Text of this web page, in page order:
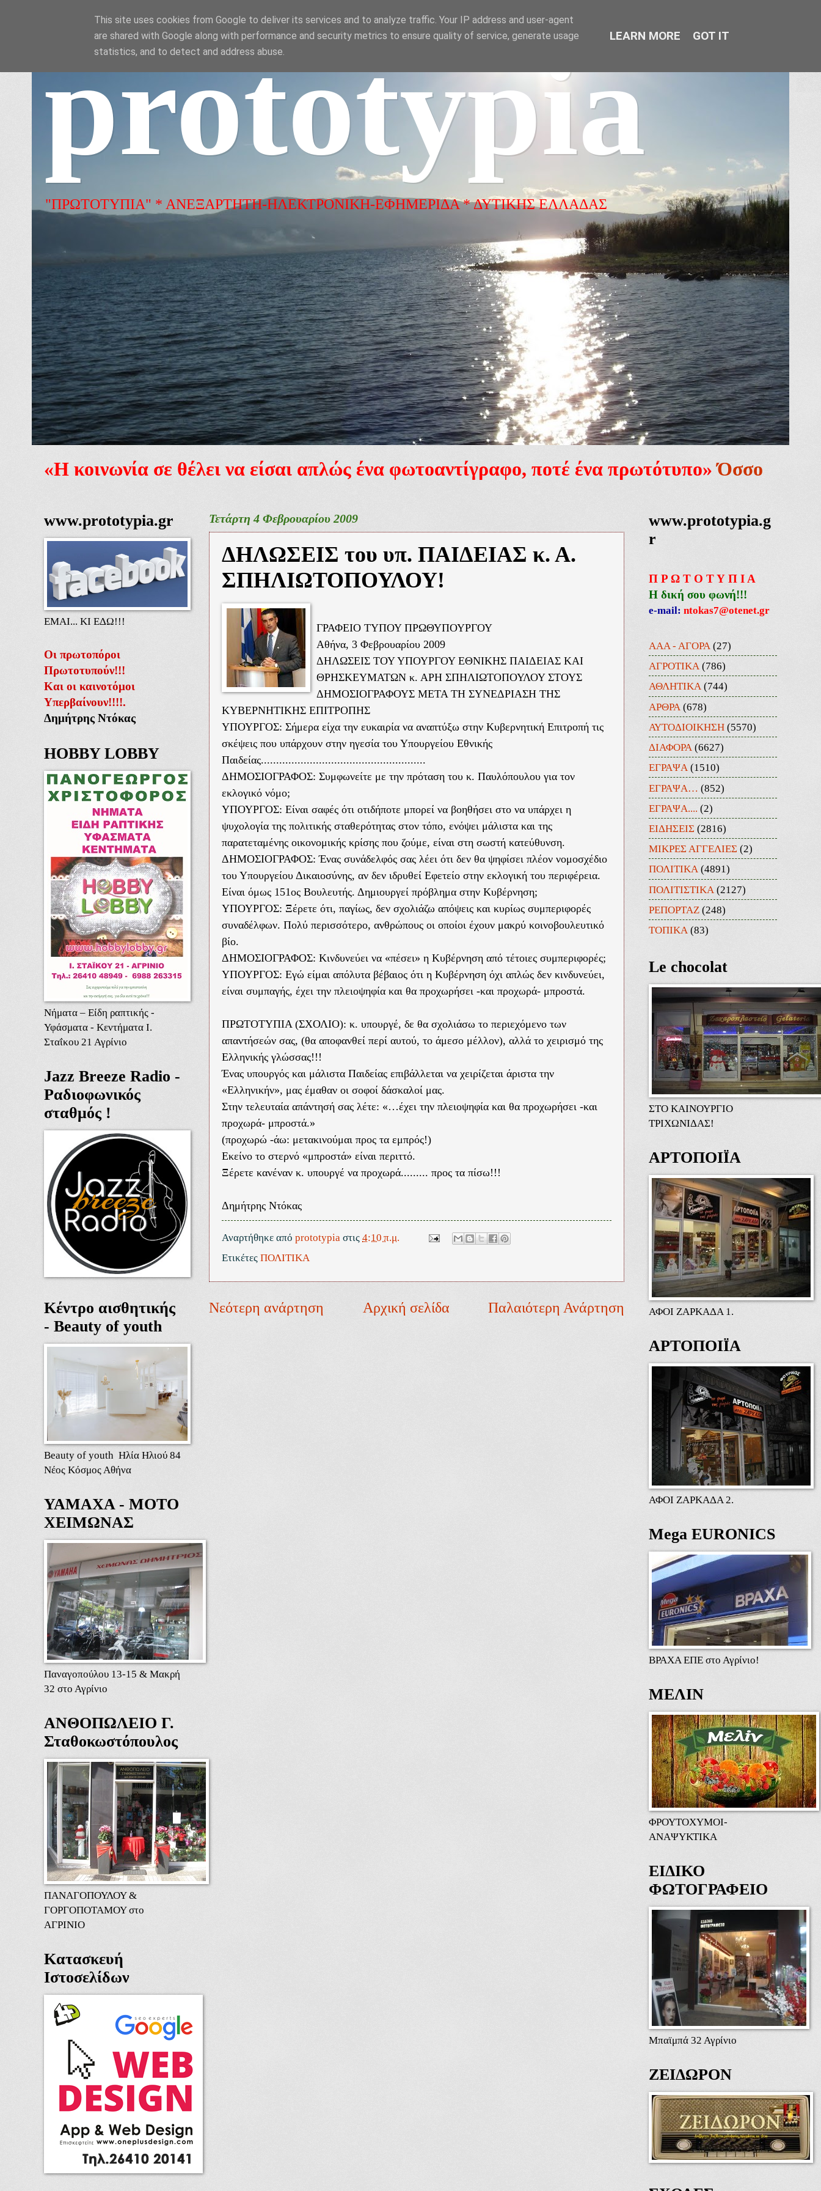
prototypia
"ΠΡΩΤΟΤΥΠΙΑ" * ΑΝΕΞΑΡΤΗΤΗ-ΗΛΕΚΤΡΟΝΙΚΗ-ΕΦΗΜΕΡΙΔΑ * ΔΥΤΙΚΗΣ ΕΛΛΑΔΑΣ
«Η κοινωνία σε θέλει να είσαι απλώς ένα φωτοαντίγραφο, ποτέ ένα πρωτότυπο» Όσσο
Τετάρτη 4 Φεβρουαρίου 2009
ΔΗΛΩΣΕΙΣ του υπ. ΠΑΙΔΕΙΑΣ κ. Α.
ΣΠΗΛΙΩΤΟΠΟΥΛΟΥ!
ΓΡΑΦΕΙΟ ΤΥΠΟΥ ΠΡΩΘΥΠΟΥΡΓΟΥ
Αθήνα, 3 Φεβρουαρίου 2009
ΔΗΛΩΣΕΙΣ ΤΟΥ ΥΠΟΥΡΓΟΥ ΕΘΝΙΚΗΣ ΠΑΙΔΕΙΑΣ ΚΑΙ
ΘΡΗΣΚΕΥΜΑΤΩΝ κ. ΑΡΗ ΣΠΗΛΙΩΤΟΠΟΥΛΟΥ ΣΤΟΥΣ
ΔΗΜΟΣΙΟΓΡΑΦΟΥΣ ΜΕΤΑ ΤΗ ΣΥΝΕΔΡΙΑΣΗ ΤΗΣ
ΚΥΒΕΡΝΗΤΙΚΗΣ ΕΠΙΤΡΟΠΗΣ
ΥΠΟΥΡΓΟΣ: Σήμερα είχα την ευκαιρία να αναπτύξω στην Κυβερνητική Επιτροπή τις
σκέψεις που υπάρχουν στην ηγεσία του Υπουργείου Εθνικής
Παιδείας......................................................
ΔΗΜΟΣΙΟΓΡΑΦΟΣ: Συμφωνείτε με την πρόταση του κ. Παυλόπουλου για τον
εκλογικό νόμο;
ΥΠΟΥΡΓΟΣ: Είναι σαφές ότι οτιδήποτε μπορεί να βοηθήσει στο να υπάρχει η
ψυχολογία της πολιτικής σταθερότητας στον τόπο, ενόψει μάλιστα και της
παρατεταμένης οικονομικής κρίσης που ζούμε, είναι στη σωστή κατεύθυνση.
ΔΗΜΟΣΙΟΓΡΑΦΟΣ: Ένας συνάδελφός σας λέει ότι δεν θα ψηφίσει πλέον νομοσχέδιο
του Υπουργείου Δικαιοσύνης, αν δεν ιδρυθεί Εφετείο στην εκλογική του περιφέρεια.
Είναι όμως 151ος Βουλευτής. Δημιουργεί πρόβλημα στην Κυβέρνηση;
ΥΠΟΥΡΓΟΣ: Ξέρετε ότι, παγίως, δεν σχολιάζω απόψεις και κυρίως συμπεριφορές
συναδέλφων. Πολύ περισσότερο, ανθρώπους οι οποίοι έχουν μακρύ κοινοβουλευτικό
βίο.
ΔΗΜΟΣΙΟΓΡΑΦΟΣ: Κινδυνεύει να «πέσει» η Κυβέρνηση από τέτοιες συμπεριφορές;
ΥΠΟΥΡΓΟΣ: Εγώ είμαι απόλυτα βέβαιος ότι η Κυβέρνηση όχι απλώς δεν κινδυνεύει,
είναι συμπαγής, έχει την πλειοψηφία και θα προχωρήσει -και προχωρά- μπροστά.
ΠΡΩΤΟΤΥΠΙΑ (ΣΧΟΛΙΟ): κ. υπουργέ, δε θα σχολιάσω το περιεχόμενο των
απαντήσεών σας, (θα αποφανθεί περί αυτού, το άμεσο μέλλον), αλλά το χειρισμό της
Ελληνικής γλώσσας!!!
Ένας υπουργός και μάλιστα Παιδείας επιβάλλεται να χειρίζεται άριστα την
«Ελληνικήν», μας έμαθαν οι σοφοί δάσκαλοί μας.
Στην τελευταία απάντησή σας λέτε: «…έχει την πλειοψηφία και θα προχωρήσει -και
προχωρά- μπροστά.»
(προχωρώ -άω: μετακινούμαι προς τα εμπρός!)
Εκείνο το στερνό «μπροστά» είναι περιττό.
Ξέρετε κανέναν κ. υπουργέ να προχωρά......... προς τα πίσω!!!
Δημήτρης Ντόκας
Αναρτήθηκε από prototypia στις 4:10 π.μ.
Ετικέτες ΠΟΛΙΤΙΚΑ
Νεότερη ανάρτηση Παλαιότερη Ανάρτηση
Αρχική σελίδα
www.prototypia.gr
ΕΜΑΙ... ΚΙ ΕΔΩ!!!
Οι πρωτοπόροι
Πρωτοτυπούν!!!
Και οι καινοτόμοι
Υπερβαίνουν!!!!.
Δημήτρης Ντόκας
HOBBY LOBBY
Νήματα – Είδη ραπτικής -
Υφάσματα - Κεντήματα Ι.
Σταΐκου 21 Αγρίνιο
Jazz Breeze Radio -
Ραδιοφωνικός
σταθμός !
Κέντρο αισθητικής
- Beauty of youth
Beauty of youth Ηλία Ηλιού 84
Νέος Κόσμος Αθήνα
ΥΑΜΑΧΑ - ΜΟΤΟ
ΧΕΙΜΩΝΑΣ
Παναγοπούλου 13-15 & Μακρή
32 στο Αγρίνιο
ΑΝΘΟΠΩΛΕΙΟ Γ.
Σταθοκωστόπουλος
ΠΑΝΑΓΟΠΟΥΛΟΥ &
ΓΟΡΓΟΠΟΤΑΜΟΥ στο
ΑΓΡΙΝΙΟ
Κατασκευή
Ιστοσελίδων
www.prototypia.g
r
Π Ρ Ω Τ Ο Τ Υ Π Ι Α
Η δική σου φωνή!!!
e-mail: ntokas7@otenet.gr
ΑΑΑ - ΑΓΟΡΑ (27)
ΑΓΡΟΤΙΚΑ (786)
ΑΘΛΗΤΙΚΑ (744)
ΑΡΘΡΑ (678)
ΑΥΤΟΔΙΟΙΚΗΣΗ (5570)
ΔΙΑΦΟΡΑ (6627)
ΕΓΡΑΨΑ (1510)
ΕΓΡΑΨΑ… (852)
ΕΓΡΑΨΑ.... (2)
ΕΙΔΗΣΕΙΣ (2816)
ΜΙΚΡΕΣ ΑΓΓΕΛΙΕΣ (2)
ΠΟΛΙΤΙΚΑ (4891)
ΠΟΛΙΤΙΣΤΙΚΑ (2127)
ΡΕΠΟΡΤΑΖ (248)
ΤΟΠΙΚΑ (83)
Le chocolat
ΣΤΟ ΚΑΙΝΟΥΡΓΙΟ
ΤΡΙΧΩΝΙΔΑΣ!
ΑΡΤΟΠΟΙΪΑ
ΑΦΟΙ ΖΑΡΚΑΔΑ 1.
ΑΡΤΟΠΟΙΪΑ
ΑΦΟΙ ΖΑΡΚΑΔΑ 2.
Mega EURONICS
ΒΡΑΧΑ ΕΠΕ στο Αγρίνιο!
ΜΕΛΙΝ
ΦΡΟΥΤΟΧΥΜΟΙ-
ΑΝΑΨΥΚΤΙΚΑ
ΕΙΔΙΚΟ
ΦΩΤΟΓΡΑΦΕΙΟ
Μπαϊμπά 32 Αγρίνιο
ΖΕΙΔΩΡΟΝ
This site uses cookies from Google to deliver its services and to analyze traffic. Your IP address and user-agent
are shared with Google along with performance and security metrics to ensure quality of service, generate usage
statistics, and to detect and address abuse.
LEARN MORE GOT IT